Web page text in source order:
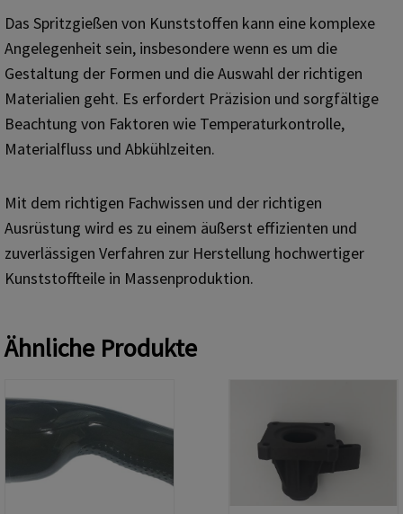
Das Spritzgießen von Kunststoffen kann eine komplexe
Angelegenheit sein, insbesondere wenn es um die
Gestaltung der Formen und die Auswahl der richtigen
Materialien geht. Es erfordert Präzision und sorgfältige
Beachtung von Faktoren wie Temperaturkontrolle,
Materialfluss und Abkühlzeiten.
Mit dem richtigen Fachwissen und der richtigen
Ausrüstung wird es zu einem äußerst effizienten und
zuverlässigen Verfahren zur Herstellung hochwertiger
Kunststoffteile in Massenproduktion.
Ähnliche Produkte